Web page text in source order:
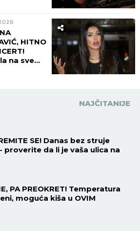
HITNO
na sve
NAJČITANIJE
SE! Danas bez struje
proverite da li je vaša ulica na
PA PREOKRET! Temperatura
moguća kiša u OVIM